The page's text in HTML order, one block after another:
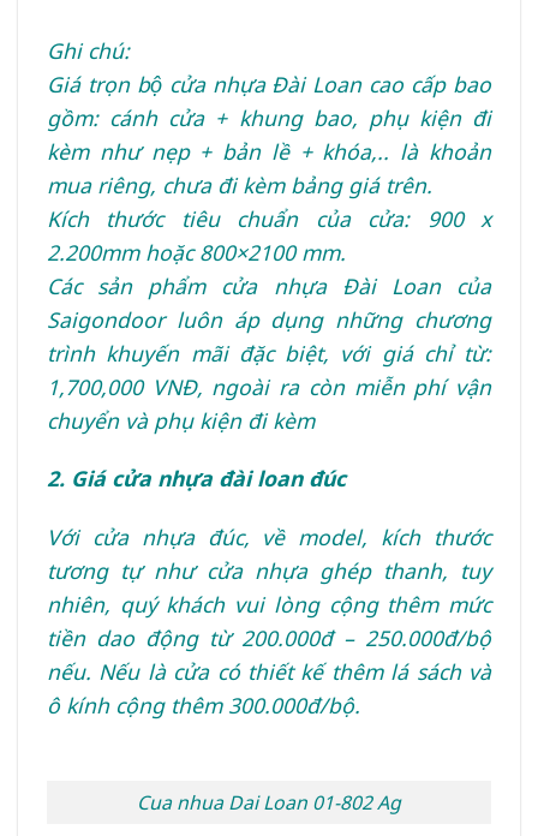
Ghi chú:
Giá trọn bộ cửa nhựa Đài Loan cao cấp bao
gồm: cánh cửa + khung bao, phụ kiện đi
kèm như nẹp + bản lề + khóa,.. là khoản
mua riêng, chưa đi kèm bảng giá trên.
Kích thước tiêu chuẩn của cửa: 900 x
2.200mm hoặc 800×2100 mm.
Các sản phẩm cửa nhựa Đài Loan của
Saigondoor luôn áp dụng những chương
trình khuyến mãi đặc biệt, với giá chỉ từ:
1,700,000 VNĐ, ngoài ra còn miễn phí vận
chuyển và phụ kiện đi kèm
2. Giá cửa nhựa đài loan đúc
Với cửa nhựa đúc, về model, kích thước
tương tự như cửa nhựa ghép thanh, tuy
nhiên, quý khách vui lòng cộng thêm mức
tiền dao động từ 200.000đ – 250.000đ/bộ
nếu. Nếu là cửa có thiết kế thêm lá sách và
ô kính cộng thêm 300.000đ/bộ.
Cua nhua Dai Loan 01-802 Ag